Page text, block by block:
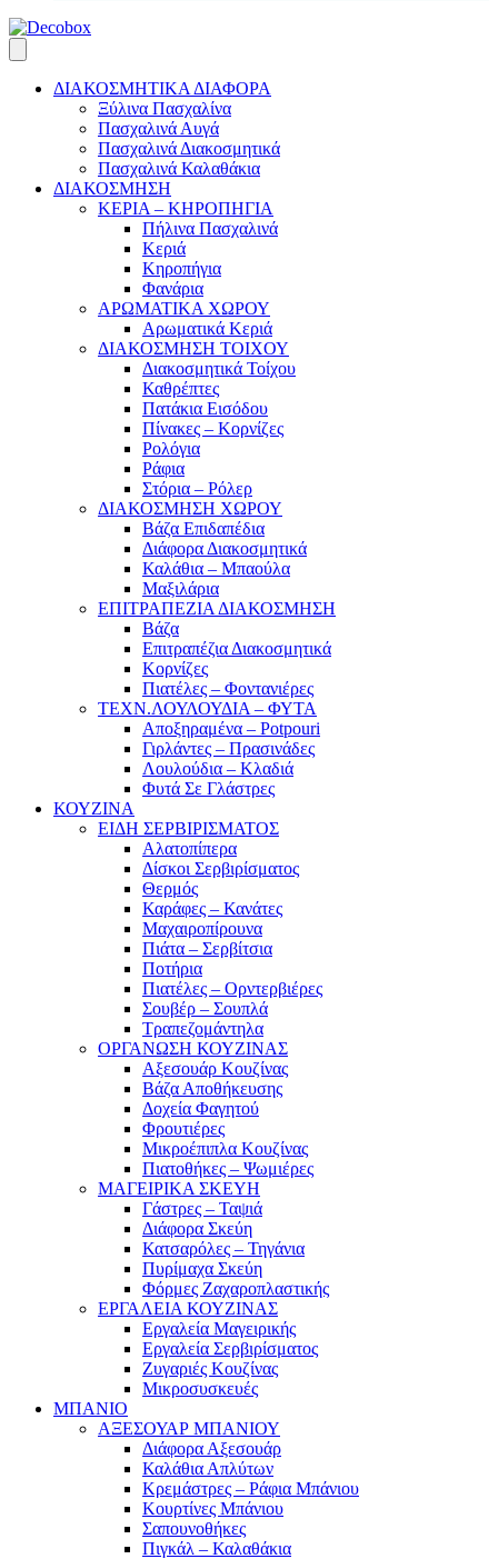
ΔΙΑΚΟΣΜΗΤΙΚΑ ΔΙΑΦΟΡΑ
Ξύλινα Πασχαλίνα
Πασχαλινά Αυγά
Πασχαλινά Διακοσμητικά
Πασχαλινά Καλαθάκια
ΔΙΑΚΟΣΜΗΣΗ
ΚΕΡΙΑ – ΚΗΡΟΠΗΓΙΑ
Πήλινα Πασχαλινά
Κεριά
Κηροπήγια
Φανάρια
ΑΡΩΜΑΤΙΚΑ ΧΩΡΟΥ
Αρωματικά Κεριά
ΔΙΑΚΟΣΜΗΣΗ ΤΟΙΧΟΥ
Διακοσμητικά Τοίχου
Καθρέπτες
Πατάκια Εισόδου
Πίνακες – Κορνίζες
Ρολόγια
Ράφια
Στόρια – Ρόλερ
ΔΙΑΚΟΣΜΗΣΗ ΧΩΡΟΥ
Βάζα Επιδαπέδια
Διάφορα Διακοσμητικά
Καλάθια – Μπαούλα
Μαξιλάρια
ΕΠΙΤΡΑΠΕΖΙΑ ΔΙΑΚΟΣΜΗΣΗ
Βάζα
Επιτραπέζια Διακοσμητικά
Κορνίζες
Πιατέλες – Φοντανιέρες
ΤΕΧΝ.ΛΟΥΛΟΥΔΙΑ – ΦΥΤΑ
Αποξηραμένα – Potpouri
Γιρλάντες – Πρασινάδες
Λουλούδια – Κλαδιά
Φυτά Σε Γλάστρες
ΚΟΥΖΙΝΑ
ΕΙΔΗ ΣΕΡΒΙΡΙΣΜΑΤΟΣ
Αλατοπίπερα
Δίσκοι Σερβιρίσματος
Θερμός
Καράφες – Κανάτες
Μαχαιροπίρουνα
Πιάτα – Σερβίτσια
Ποτήρια
Πιατέλες – Ορντερβιέρες
Σουβέρ – Σουπλά
Τραπεζομάντηλα
ΟΡΓΑΝΩΣΗ ΚΟΥΖΙΝΑΣ
Αξεσουάρ Κουζίνας
Βάζα Αποθήκευσης
Δοχεία Φαγητού
Φρουτιέρες
Μικροέπιπλα Κουζίνας
Πιατοθήκες – Ψωμιέρες
ΜΑΓΕΙΡΙΚΑ ΣΚΕΥΗ
Γάστρες – Ταψιά
Διάφορα Σκεύη
Κατσαρόλες – Τηγάνια
Πυρίμαχα Σκεύη
Φόρμες Ζαχαροπλαστικής
ΕΡΓΑΛΕΙΑ ΚΟΥΖΙΝΑΣ
Εργαλεία Μαγειρικής
Εργαλεία Σερβιρίσματος
Ζυγαριές Κουζίνας
Μικροσυσκευές
ΜΠΑΝΙΟ
ΑΞΕΣΟΥΑΡ ΜΠΑΝΙΟΥ
Διάφορα Αξεσουάρ
Καλάθια Απλύτων
Κρεμάστρες – Ράφια Μπάνιου
Κουρτίνες Μπάνιου
Σαπουνοθήκες
Πιγκάλ – Καλαθάκια